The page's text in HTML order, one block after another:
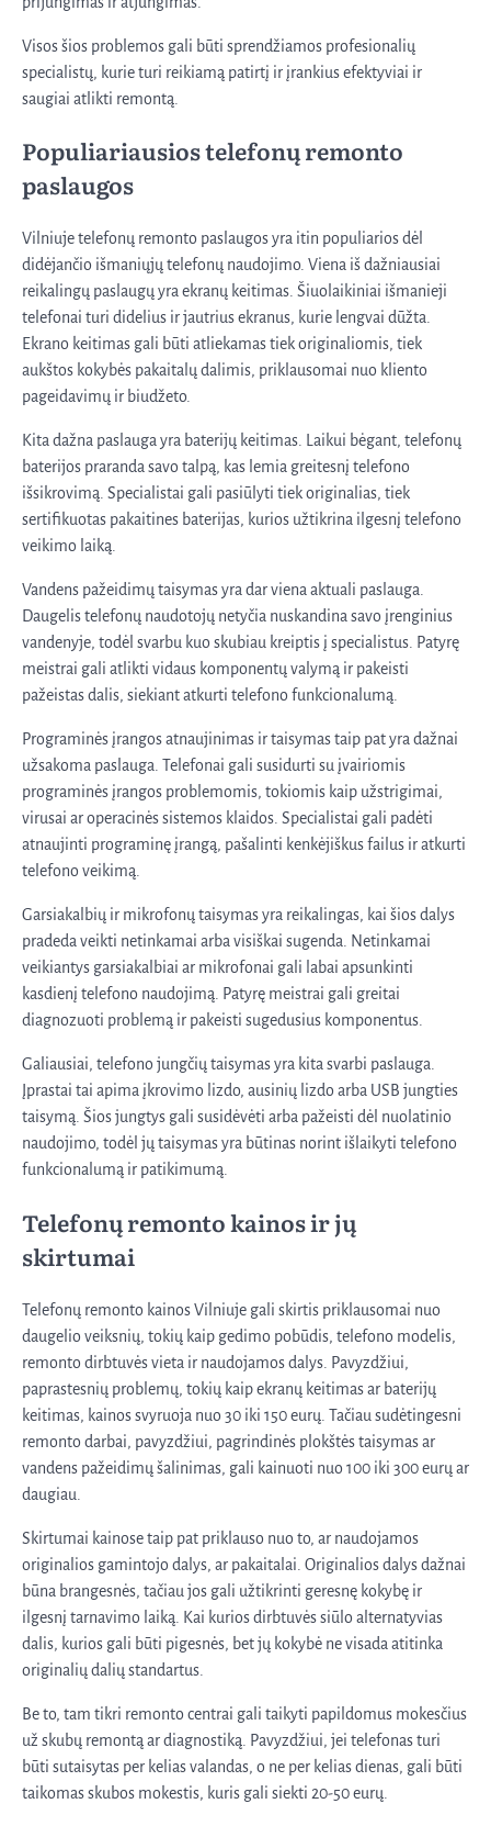
Visos šios problemos gali būti sprendžiamos profesionalių
specialistų, kurie turi reikiamą patirtį ir įrankius efektyviai ir
saugiai atlikti remontą.
Populiariausios telefonų remonto
paslaugos
Vilniuje telefonų remonto paslaugos yra itin populiarios dėl
didėjančio išmaniųjų telefonų naudojimo. Viena iš dažniausiai
reikalingų paslaugų yra ekranų keitimas. Šiuolaikiniai išmanieji
telefonai turi didelius ir jautrius ekranus, kurie lengvai dūžta.
Ekrano keitimas gali būti atliekamas tiek originaliomis, tiek
aukštos kokybės pakaitalų dalimis, priklausomai nuo kliento
pageidavimų ir biudžeto.
Kita dažna paslauga yra baterijų keitimas. Laikui bėgant, telefonų
baterijos praranda savo talpą, kas lemia greitesnį telefono
išsikrovimą. Specialistai gali pasiūlyti tiek originalias, tiek
sertifikuotas pakaitines baterijas, kurios užtikrina ilgesnį telefono
veikimo laiką.
Vandens pažeidimų taisymas yra dar viena aktuali paslauga.
Daugelis telefonų naudotojų netyčia nuskandina savo įrenginius
vandenyje, todėl svarbu kuo skubiau kreiptis į specialistus. Patyrę
meistrai gali atlikti vidaus komponentų valymą ir pakeisti
pažeistas dalis, siekiant atkurti telefono funkcionalumą.
Programinės įrangos atnaujinimas ir taisymas taip pat yra dažnai
užsakoma paslauga. Telefonai gali susidurti su įvairiomis
programinės įrangos problemomis, tokiomis kaip užstrigimai,
virusai ar operacinės sistemos klaidos. Specialistai gali padėti
atnaujinti programinę įrangą, pašalinti kenkėjiškus failus ir atkurti
telefono veikimą.
Garsiakalbių ir mikrofonų taisymas yra reikalingas, kai šios dalys
pradeda veikti netinkamai arba visiškai sugenda. Netinkamai
veikiantys garsiakalbiai ar mikrofonai gali labai apsunkinti
kasdienį telefono naudojimą. Patyrę meistrai gali greitai
diagnozuoti problemą ir pakeisti sugedusius komponentus.
Galiausiai, telefono jungčių taisymas yra kita svarbi paslauga.
Įprastai tai apima įkrovimo lizdo, ausinių lizdo arba USB jungties
taisymą. Šios jungtys gali susidėvėti arba pažeisti dėl nuolatinio
naudojimo, todėl jų taisymas yra būtinas norint išlaikyti telefono
funkcionalumą ir patikimumą.
Telefonų remonto kainos ir jų
skirtumai
Telefonų remonto kainos Vilniuje gali skirtis priklausomai nuo
daugelio veiksnių, tokių kaip gedimo pobūdis, telefono modelis,
remonto dirbtuvės vieta ir naudojamos dalys. Pavyzdžiui,
paprastesnių problemų, tokių kaip ekranų keitimas ar baterijų
keitimas, kainos svyruoja nuo 30 iki 150 eurų. Tačiau sudėtingesni
remonto darbai, pavyzdžiui, pagrindinės plokštės taisymas ar
vandens pažeidimų šalinimas, gali kainuoti nuo 100 iki 300 eurų ar
daugiau.
Skirtumai kainose taip pat priklauso nuo to, ar naudojamos
originalios gamintojo dalys, ar pakaitalai. Originalios dalys dažnai
būna brangesnės, tačiau jos gali užtikrinti geresnę kokybę ir
ilgesnį tarnavimo laiką. Kai kurios dirbtuvės siūlo alternatyvias
dalis, kurios gali būti pigesnės, bet jų kokybė ne visada atitinka
originalių dalių standartus.
Be to, tam tikri remonto centrai gali taikyti papildomus mokesčius
už skubų remontą ar diagnostiką. Pavyzdžiui, jei telefonas turi
būti sutaisytas per kelias valandas, o ne per kelias dienas, gali būti
taikomas skubos mokestis, kuris gali siekti 20-50 eurų.